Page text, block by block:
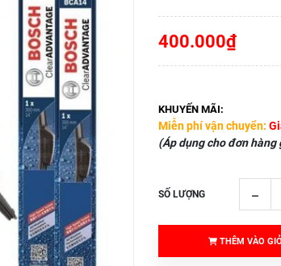
400.000₫
KHUYẾN MÃI:
Miễn phí vận chuyển:
(Áp dụng cho đơn hàng
SỐ LƯỢNG
THÊM VÀO